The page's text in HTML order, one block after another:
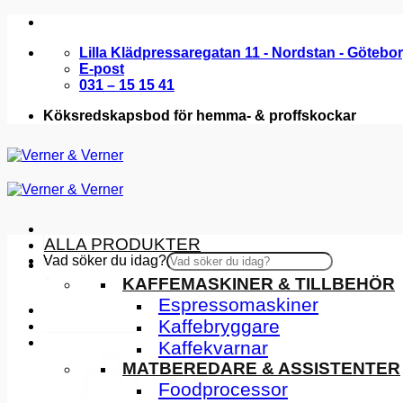
Skip
content
Lilla Klädpressaregatan 11 - Nordstan -
E-post
031 – 15 15 41
Köksredskapsbod för hemma- & proffskockar
Vad söker du idag?
ALLA PRODUKTER
KÖKSMASKINER
KAFFEMASKINER & TILLBEHÖR
Espressomaskiner
Kaffebryggare
Kaffekvarnar
MATBEREDARE & ASSISTENTER
Foodprocessor